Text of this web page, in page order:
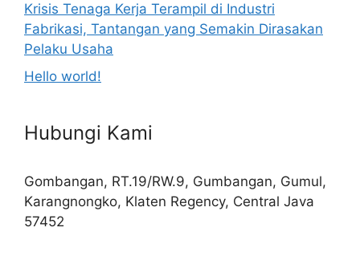
Krisis Tenaga Kerja Terampil di Industri
Fabrikasi, Tantangan yang Semakin Dirasakan
Pelaku Usaha
Hello world!
Hubungi Kami
Gombangan, RT.19/RW.9, Gumbangan, Gumul,
Karangnongko, Klaten Regency, Central Java
57452